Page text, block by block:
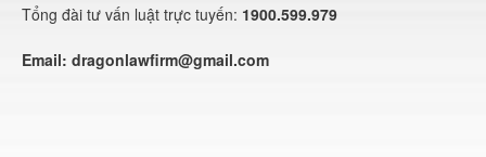
Tổng đài tư vấn luật trực tuyến: 1900.599.979
Email: dragonlawfirm@gmail.com